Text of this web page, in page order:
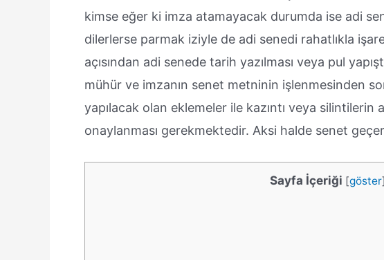
kimse eğer ki imza atamayacak durumda ise adi
dilerlerse parmak iziyle de adi senedi rahatlıkla
açısından adi senede tarih yazılması veya pul
mühür ve imzanın senet metninin işlenmesinden
yapılacak olan eklemeler ile kazıntı veya silintilerin
onaylanması gerekmektedir. Aksi halde senet
Sayfa İçeriği [göster]